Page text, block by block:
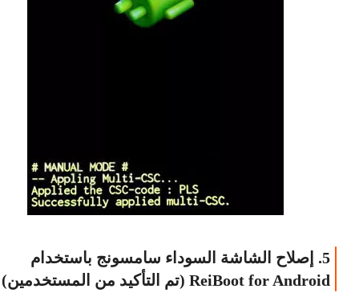
5. إصلاح الشاشة السوداء سامسونج باستخدام
ReiBoot for Android (تم التأكيد من المستخدمين)